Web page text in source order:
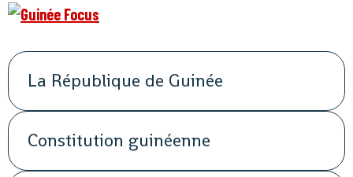
La République de Guinée
Constitution guinéenne